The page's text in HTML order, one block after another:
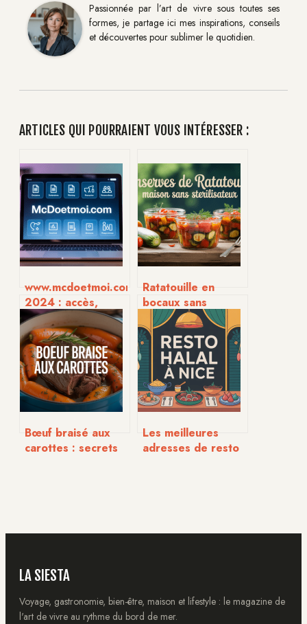
Passionnée par l’art de vivre sous toutes ses
formes, je partage ici mes inspirations, conseils
et découvertes pour sublimer le quotidien.
ARTICLES QUI POURRAIENT VOUS INTÉRESSER :
www.mcdoetmoi.com
2024 : accès,
connexion,
avantages et
solutions en cas de
problème
Ratatouille en
bocaux sans
stérilisateur : mode
d’emploi pratique
et astuces
Bœuf braisé aux
carottes : secrets
Les meilleures
adresses de resto
LA SIESTA
Voyage, gastronomie, bien-être, maison et lifestyle : le magazine de
l'art de vivre au rythme du bord de mer.